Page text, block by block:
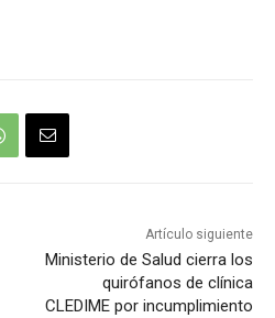
Artículo siguiente
Ministerio de Salud cierra los
quirófanos de clínica
CLEDIME por incumplimiento